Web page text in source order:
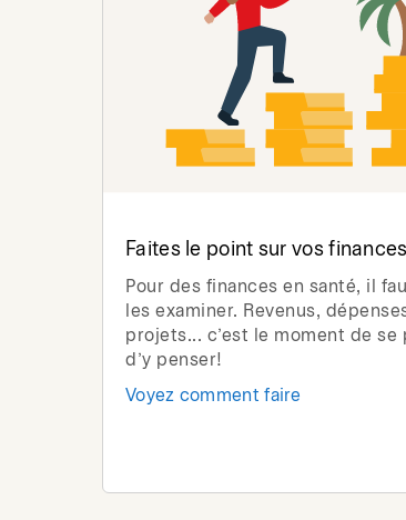
Faites le point sur vos finances
Pour des finances en santé, il
les examiner. Revenus,
projets... c’est le moment de se
d’y penser!
Voyez comment faire